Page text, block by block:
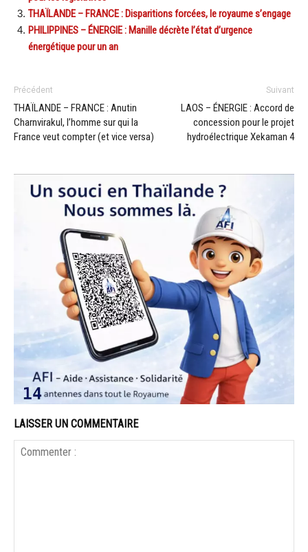
THAÏLANDE – FRANCE : Disparitions forcées, le royaume s’engage
PHILIPPINES – ÉNERGIE : Manille décrète l’état d’urgence
énergétique pour un an
Précédent
THAÏLANDE – FRANCE : Anutin
Charnvirakul, l’homme sur qui la
France veut compter (et vice versa)
Suivant
LAOS – ÉNERGIE : Accord de
concession pour le projet
hydroélectrique Xekaman 4
LAISSER UN COMMENTAIRE